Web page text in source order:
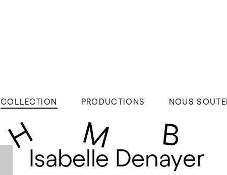
COLLECTION PRODUCTIONS NOUS
Isabelle Denayer